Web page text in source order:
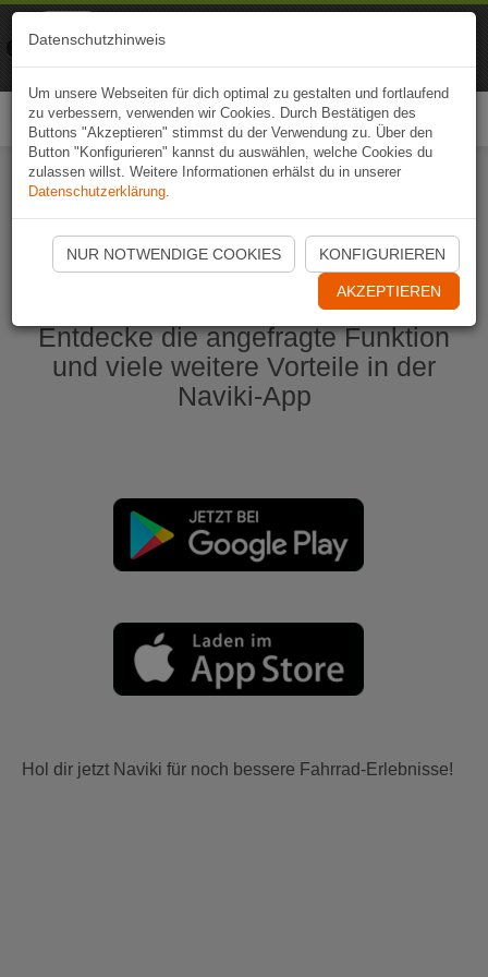
Naviki App jetzt öffnen
Entdecke die angefragte Funktion
und viele weitere Vorteile in der
Naviki-App
Hol dir jetzt Naviki für noch bessere Fahrrad-Erlebnisse!
Datenschutzhinweis
Um unsere Webseiten für dich optimal zu gestalten und fortlaufend
zu verbessern, verwenden wir Cookies. Durch Bestätigen des
Buttons "Akzeptieren" stimmst du der Verwendung zu. Über den
Button "Konfigurieren" kannst du auswählen, welche Cookies du
zulassen willst. Weitere Informationen erhälst du in unserer
Datenschutzerklärung.
NUR NOTWENDIGE COOKIES KONFIGURIEREN
AKZEPTIEREN
Naviki